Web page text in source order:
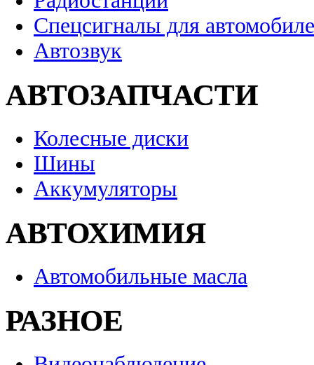
Спецсигналы для
Автозвук
АВТОЗАПЧАСТИ
Колесные диски
Шины
Аккумуляторы
АВТОХИМИЯ
Автомобильные масла
РАЗНОЕ